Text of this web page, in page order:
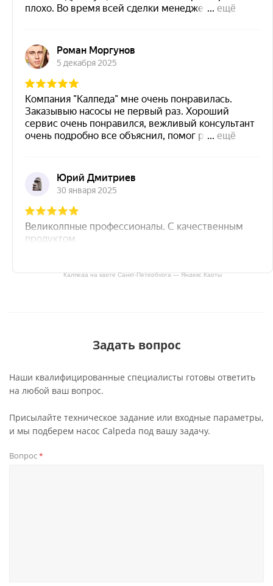
Калпеда на карте Санкт‑Петербурга — Яндекс Карты
Задать вопрос
Наши квалифицированные специалисты готовы ответить
на любой ваш вопрос.
Присылайте техническое задание или входные параметры,
и мы подберем насос Calpeda под вашу задачу.
Вопрос*